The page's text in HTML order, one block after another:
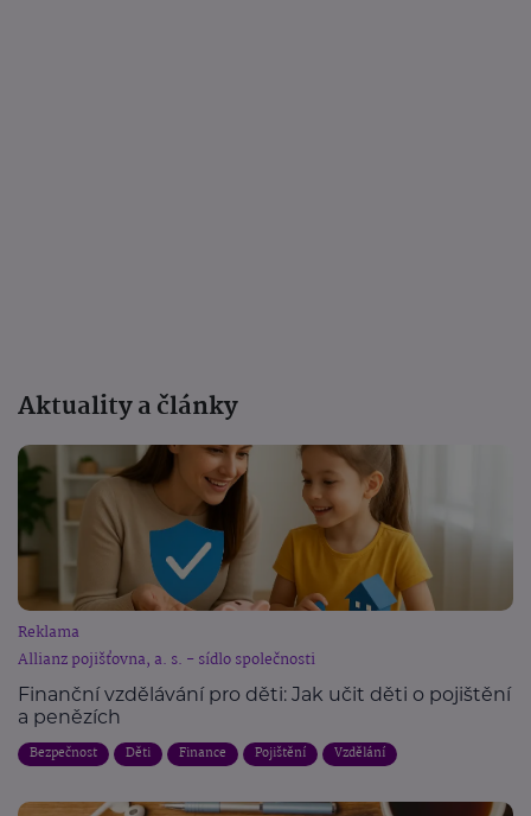
Aktuality a články
Reklama
Allianz pojišťovna, a. s. - sídlo společnosti
Finanční vzdělávání pro děti: Jak učit děti o pojištění
a penězích
Bezpečnost Děti Finance Pojištění Vzdělání